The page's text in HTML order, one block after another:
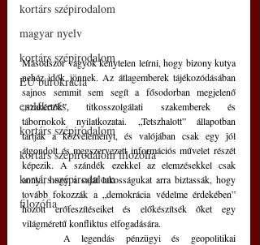
kortárs szépirodalom
magyar nyelv
kortárs szépirodalom
EU bürokrácia
emlékezés
kortárs szépirodalom
kortárs szépirodalom filozófia
kortárs szépirodalom
filozófia
Másodszor vagyok kénytelen leírni, hogy bizony kutya
nehéz idők jönnek. Az átlagemberek tájékozódásában
sajnos semmit sem segít a fősodorban megjelenő
„szakértők”, titkosszolgálati szakemberek és
tábornokok nyilatkozatai. „Tetszhalott” állapotban
tartják a közvéleményt, és valójában csak egy jól
átgondolt és megszervezett információs művelet részét
képezik. A szándék ezekkel az elemzésekkel csak
annyi, hogy a saját lakosságukat arra biztassák, hogy
tovább fokozzák a „demokrácia védelme érdekében”
hozott erőfeszítéseiket és előkészítsék őket egy
világméretű konfliktus elfogadására.